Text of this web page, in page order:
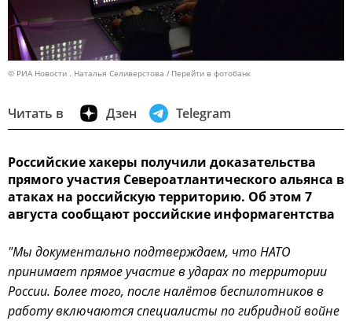
© РИА Новости . Наталья Селиверстова Перейти в фотобанк
Читать в Дзен Telegram
Российские хакеры получили доказательства
прямого участия Североатлантического альянса в
атаках на российскую территорию. Об этом 7
августа сообщают российские информагентства
"Мы документально подтверждаем, что НАТО
принимает прямое участие в ударах по территории
России. Более того, после налётов беспилотников в
работу включаются специалисты по гибридной войне